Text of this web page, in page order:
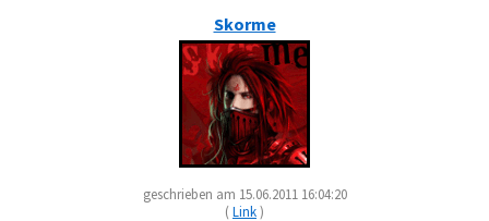
Skorme
geschrieben am 15.06.2011 16:04:20
(Link)